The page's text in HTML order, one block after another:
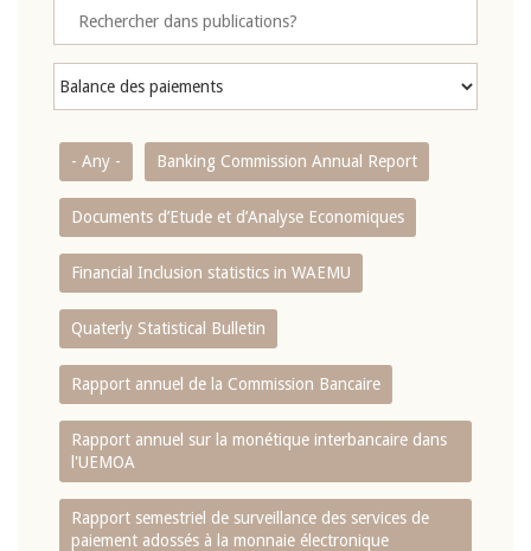
- Any - Banking Commission Annual Report
Documents d’Etude et d’Analyse Economiques
Financial Inclusion statistics in WAEMU
Quaterly Statistical Bulletin
Rapport annuel de la Commission Bancaire
Rapport annuel sur la monétique interbancaire dans
l'UEMOA
Rapport semestriel de surveillance des services de
paiement adossés à la monnaie électronique